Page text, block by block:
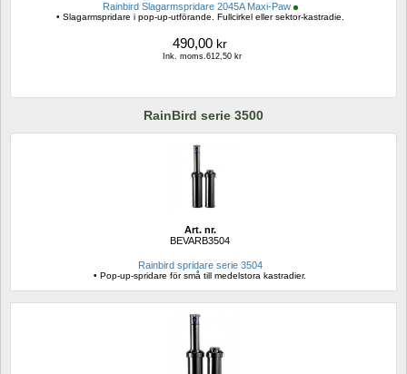
Rainbird Slagarmspridare 2045A Maxi-Paw
• Slagarmspridare i pop-up-utförande. Fullcirkel eller sektor-kastradie.
490,00 kr
Ink. moms.612,50 kr
RainBird serie 3500
Art. nr.
BEVARB3504
Rainbird spridare serie 3504
• Pop-up-spridare för små till medelstora kastradier.